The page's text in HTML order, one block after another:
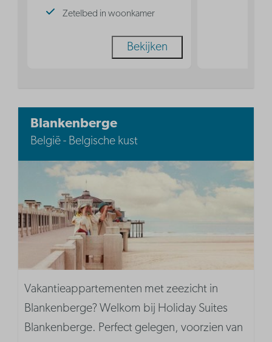
Zetelbed in woonkamer
Bekijken
Blankenberge
België - Belgische kust
Vakantieappartementen met zeezicht in
Blankenberge? Welkom bij Holiday Suites
Blankenberge. Perfect gelegen, voorzien van